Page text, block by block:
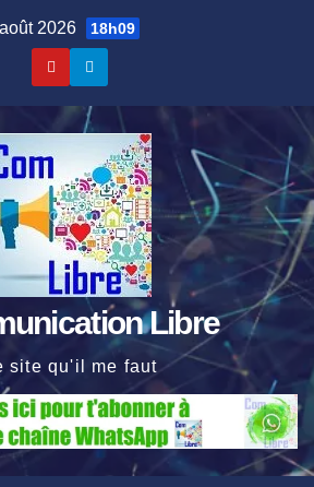
2026 18h09
Libre
site qu'il me faut